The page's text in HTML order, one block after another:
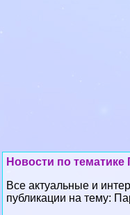
Новости по
Все актуальные и
публикации на тему: